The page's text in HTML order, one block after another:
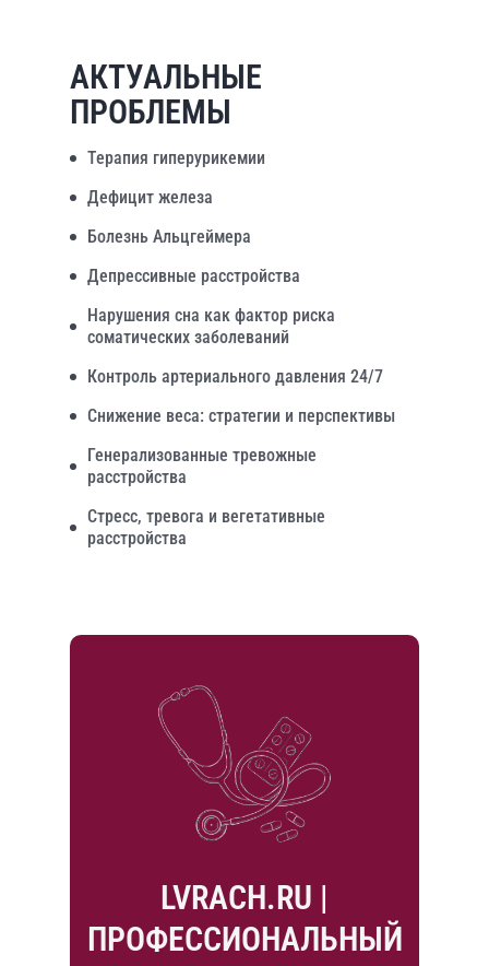
АКТУАЛЬНЫЕ
ПРОБЛЕМЫ
Терапия гиперурикемии
Дефицит железа
Болезнь Альцгеймера
Депрессивные расстройства
Нарушения сна как фактор риска
соматических заболеваний
Контроль артериального давления 24/7
Снижение веса: стратегии и перспективы
Генерализованные тревожные
расстройства
Стресс, тревога и вегетативные
расстройства
LVRACH.RU |
ПРОФЕССИОНАЛЬНЫЙ